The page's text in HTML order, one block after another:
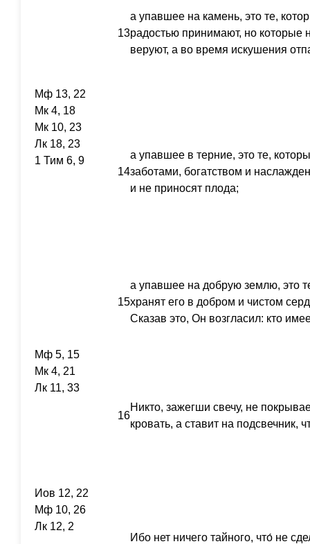
13
а упавшее на камень, это те,
радостью принимают, но которые
веруют, а во время искушения
Мф 13, 22
Мк 4, 18
Мк 10, 23
Лк 18, 23
1 Тим 6, 9
14
а упавшее в терние, это те,
заботами, богатством и
и не приносят плода;
15
а упавшее на добрую землю, это
хранят его в добром и чистом
Сказав это, Он возгласил: кто
Мф 5, 15
Мк 4, 21
Лк 11, 33
16
Никто, зажегши свечу, не
кровать, а ставит на подсвечник,
Иов 12, 22
Мф 10, 26
Лк 12, 2
Ибо нет ничего тайного, что́ не